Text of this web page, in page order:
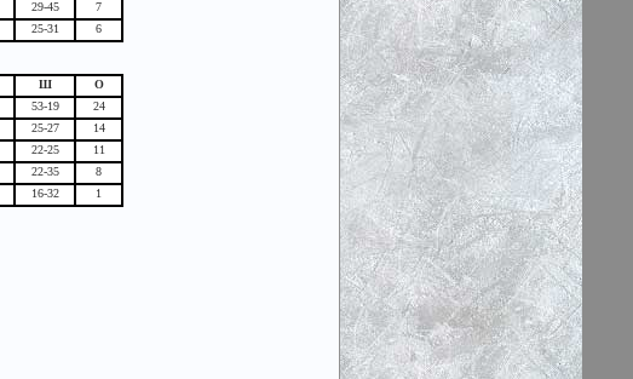
29-45
7
25-31 6
Ш
О
53-19
24
25-27
14
22-25
11
22-35
8
16-32 1